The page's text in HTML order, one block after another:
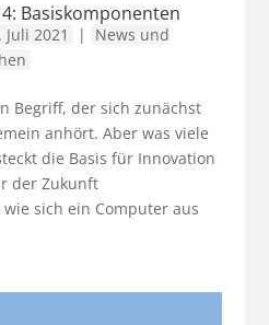
Basiskomponenten
Juli 2021 |
News und
Begriff, der sich zunächst
anhört. Aber was viele
die Basis für Innovation
der Zukunft
sich ein Computer aus